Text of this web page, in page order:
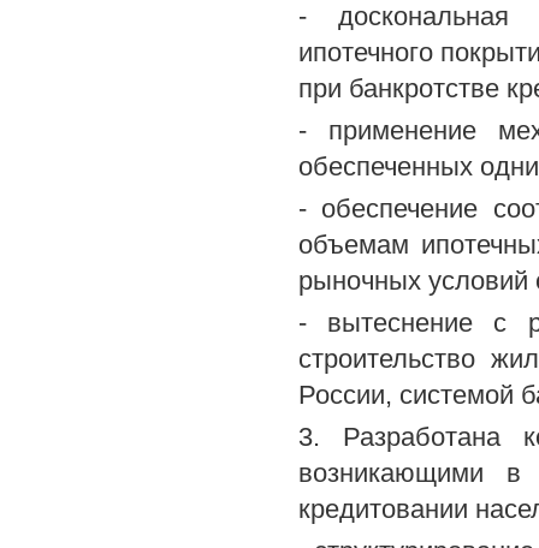
- доскональная
ипотечного
при банкротстве
- применение
обеспеченных
- обеспечение
объемам
рыночных условий
- вытеснение с
строительство
России, системой
3. Разработана
возникающими в
кредитовании